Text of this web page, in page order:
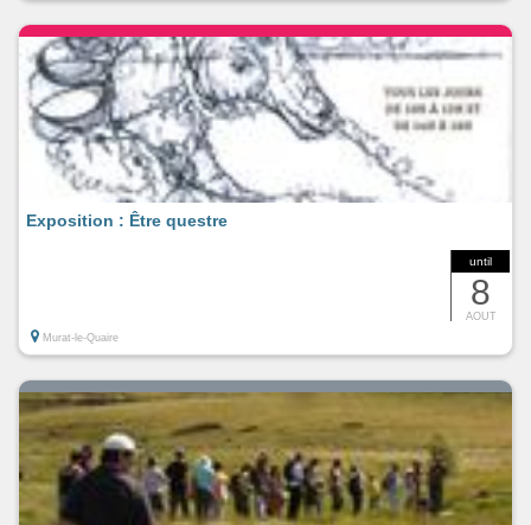
until
8
AOUT
Exposition : Être questre
Murat-le-Quaire